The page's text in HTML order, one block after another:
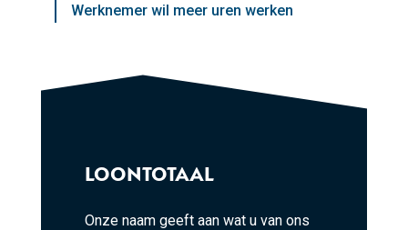
Werknemer wil meer uren werken
LOONTOTAAL
Onze naam geeft aan wat u van ons